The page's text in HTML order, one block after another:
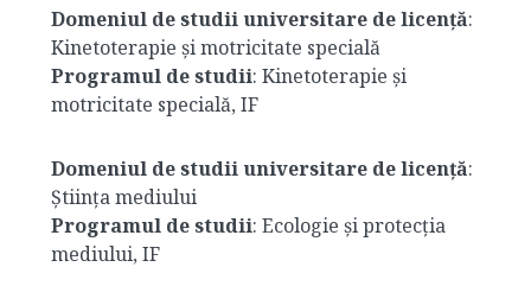
Domeniul de studii universitare de licență:
Kinetoterapie și motricitate specială
Programul de studii: Kinetoterapie și
motricitate specială, IF
Domeniul de studii universitare de licență:
Știința mediului
Programul de studii: Ecologie și protecția
mediului, IF